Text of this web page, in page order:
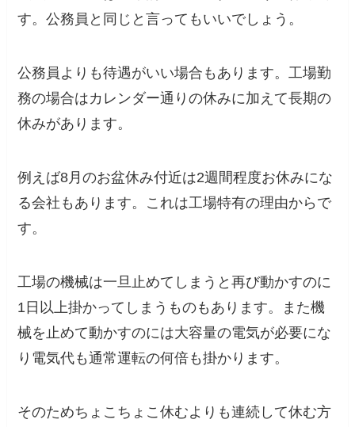
す。公務員と同じと言ってもいいでしょう。
公務員よりも待遇がいい場合もあります。工場勤
務の場合はカレンダー通りの休みに加えて長期の
休みがあります。
例えば8月のお盆休み付近は2週間程度お休みにな
る会社もあります。これは工場特有の理由からで
す。
工場の機械は一旦止めてしまうと再び動かすのに
1日以上掛かってしまうものもあります。また機
械を止めて動かすのには大容量の電気が必要にな
り電気代も通常運転の何倍も掛かります。
そのためちょこちょこ休むよりも連続して休む方